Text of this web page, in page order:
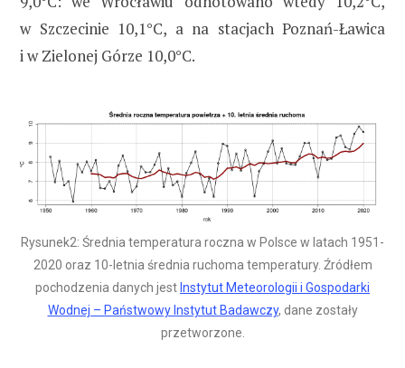
w Szczecinie 10,1°C, a na stacjach Poznań-Ławica
i w Zielonej Górze 10,0°C.
Rysunek2: Średnia temperatura roczna w Polsce w latach 1951-
2020 oraz 10-letnia średnia ruchoma temperatury. Źródłem
pochodzenia danych jest Instytut Meteorologii i Gospodarki
Wodnej – Państwowy Instytut Badawczy, dane zostały
przetworzone.